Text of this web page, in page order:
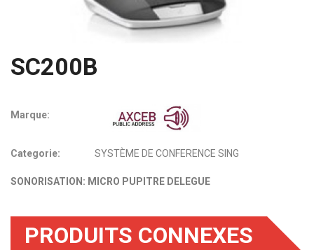
SC200B
Marque:
Categorie: SYSTÈME DE CONFERENCE SING
SONORISATION: MICRO PUPITRE DELEGUE
PRODUITS CONNEXES